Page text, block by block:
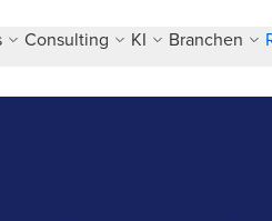
Consulting KI Branchen